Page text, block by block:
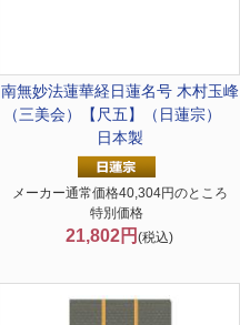
南無妙法蓮華経日蓮名号 木村玉峰
（三美会）【尺五】（日蓮宗）
日本製
メーカー通常価格40,304円のところ
特別価格
21,802円 (税込)